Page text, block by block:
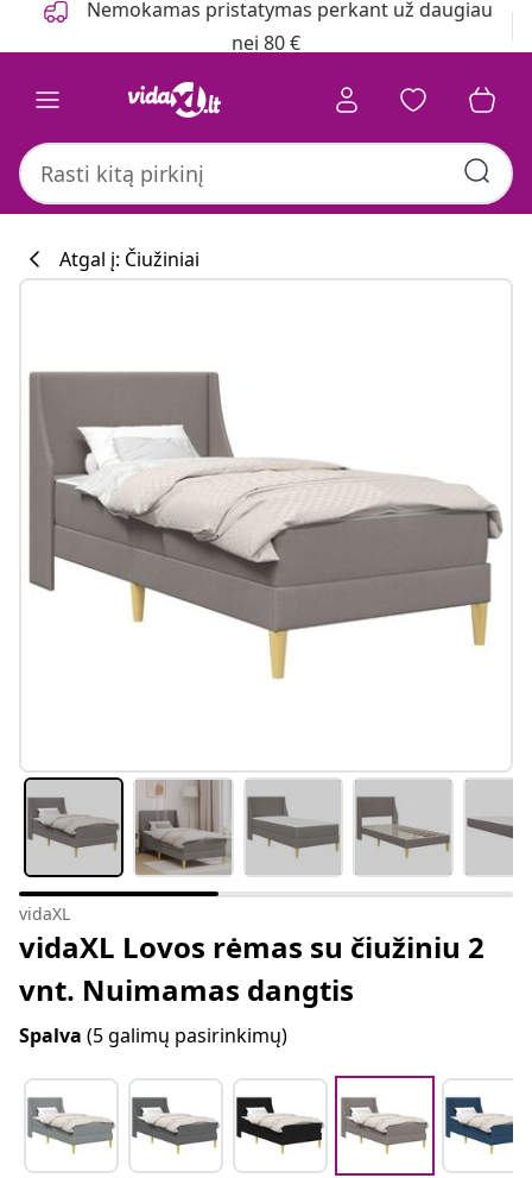
Nemokamas pristatymas perkant už daugiau
nei 80 €
Atgal į: Čiužiniai
vidaXL
vidaXL Lovos rėmas su čiužiniu 2
vnt. Nuimamas dangtis
Spalva (5 galimų pasirinkimų)